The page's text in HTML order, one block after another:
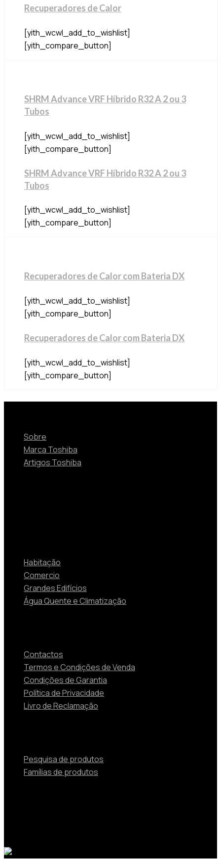
Recuperadores de Calor
[yith_wcwl_add_to_wishlist]
[yith_compare_button]
SHRM Advance VRF Híbrido R32 A 2 ou 3
Tubos
[yith_wcwl_add_to_wishlist]
[yith_compare_button]
SHRM Advance VRF Híbrido R32 A 2 ou 3
Tubos
[yith_wcwl_add_to_wishlist]
[yith_compare_button]
Recuperadores de Calor com Bateria DX
[yith_wcwl_add_to_wishlist]
[yith_compare_button]
Recuperadores de Calor com Bateria DX
[yith_wcwl_add_to_wishlist]
[yith_compare_button]
Sobre
Marca Toshiba
Artigos Toshiba
Habitação
Comercio
Grandes Edifícios
Água Quente e Climatização
Contactos
Termos e Condições de Venda
Condições de Garantia
Política de Privacidade
Livro de Reclamação
Pesquisa de produtos
Famílias de produtos